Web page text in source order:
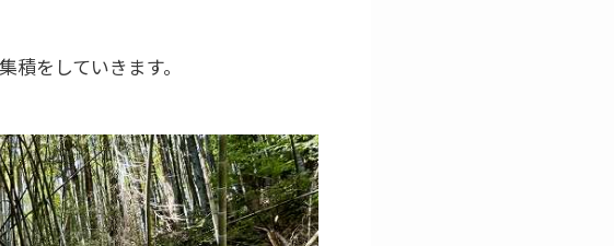
をしていきます。